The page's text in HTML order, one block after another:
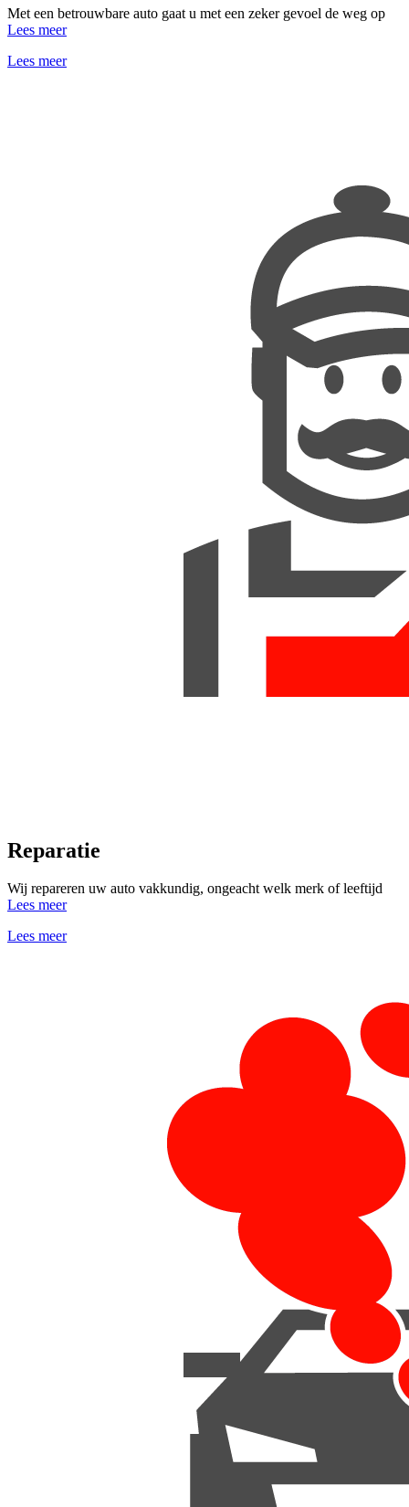
Met een betrouwbare auto gaat u met een zeker gevoel de weg op
Lees meer
Lees meer
Reparatie
Wij repareren uw auto vakkundig, ongeacht welk merk of leeftijd
Lees meer
Lees meer